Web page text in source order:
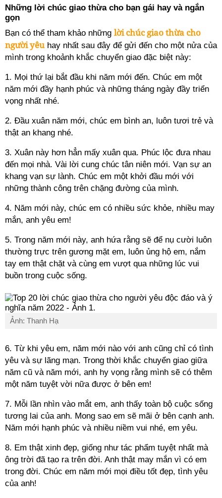
Những lời chúc giao thừa cho bạn gái hay và ngắn
gọn
Bạn có thể tham khảo những lời chúc giao thừa cho
người yêuhay nhất sau đây để gửi đến cho một nửa của
mình trong khoảnh khắc chuyển giao đặc biệt này:
1. Mọi thứ lại bắt đầu khi năm mới đến. Chúc em một
năm mới đầy hạnh phúc và những tháng ngày đầy triển
vọng nhất nhé.
2. Đầu xuân năm mới, chúc em bình an, luôn tươi trẻ và
thật an khang nhé.
3. Xuân này hơn hẳn mấy xuân qua. Phúc lộc đưa nhau
đến mọi nhà. Vài lời cung chúc tân niên mới. Vạn sự an
khang vạn sự lành. Chúc em một khởi đầu mới với
những thành công trên chặng đường của mình.
4. Năm mới này, chúc em có nhiều sức khỏe, nhiều may
mắn, anh yêu em!
5. Trong năm mới này, anh hứa rằng sẽ để nụ cười luôn
thường trực trên gương mặt em, luôn ủng hộ em, nắm
tay em thật chặt và cùng em vượt qua những lúc vui
buồn trong cuộc sống.
Ảnh: Thanh Hạ
6. Từ khi yêu em, năm mới nào với anh cũng chỉ có tình
yêu và sự lãng mạn. Trong thời khắc chuyển giao giữa
năm cũ và năm mới, anh hy vọng rằng mình sẽ có thêm
một năm tuyệt vời nữa được ở bên em!
7. Mỗi lần nhìn vào mắt em, anh thấy toàn bộ cuộc sống
tương lai của anh. Mong sao em sẽ mãi ở bên cạnh anh.
Năm mới hạnh phúc và nhiều niềm vui nhé, em yêu.
8. Em thật xinh đẹp, giống như tác phẩm tuyệt nhất mà
ông trời đã tạo ra trên đời. Anh thật may mắn vì có em
trong đời. Chúc em năm mới mọi điều tốt đẹp, tình yêu
của anh!